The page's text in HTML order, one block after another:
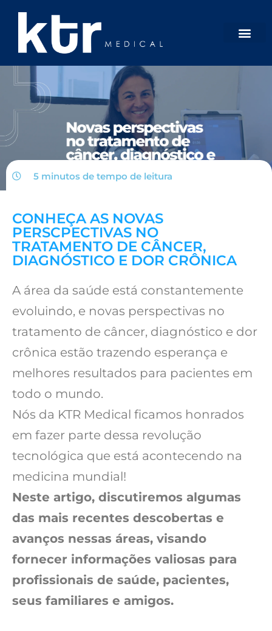
5 minutos de tempo de leitura
CONHEÇA AS NOVAS
PERSCPECTIVAS NO
TRATAMENTO DE CÂNCER,
DIAGNÓSTICO E DOR CRÔNICA
A área da saúde está constantemente
evoluindo, e novas perspectivas no
tratamento de câncer, diagnóstico e dor
crônica estão trazendo esperança e
melhores resultados para pacientes em
todo o mundo.
Nós da KTR Medical ficamos honrados
em fazer parte dessa revolução
tecnológica que está acontecendo na
medicina mundial!
Neste artigo, discutiremos algumas
das mais recentes descobertas e
avanços nessas áreas, visando
fornecer informações valiosas para
profissionais de saúde, pacientes,
seus familiares e amigos.